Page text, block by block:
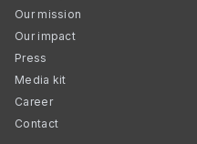
Our mission
Our impact
Press
Media kit
Career
Contact